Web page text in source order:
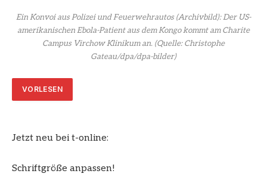
Ein Konvoi aus Polizei und Feuerwehrautos (Archivbild): Der US-
amerikanischen Ebola-Patient aus dem Kongo kommt am Charite
Campus Virchow Klinikum an. (Quelle: Christophe
Gateau/dpa/dpa-bilder)
VORLESEN
Jetzt neu bei t-online:
Schriftgröße anpassen!